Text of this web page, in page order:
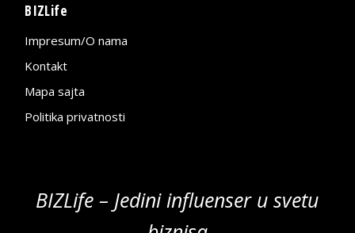
BIZLife
Impresum/O nama
Kontakt
Mapa sajta
Politika privatnosti
BIZLife – Jedini influenser u svetu